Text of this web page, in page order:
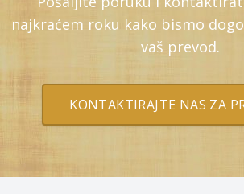
najkraćem roku kako bismo
vaš prevod.
KONTAKTIRAJTE NAS ZA